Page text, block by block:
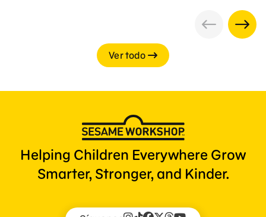
Ver todo
Helping Children Everywhere Grow
Smarter, Stronger, and Kinder.